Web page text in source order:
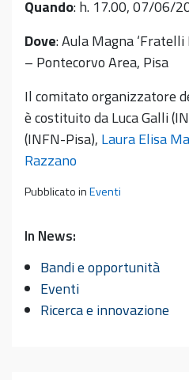
Quando: h. 17.00, 07/06/
Dove: Aula Magna ‘Fratelli
– Pontecorvo Area, Pisa
Il comitato organizzatore
è costituito da Luca Galli
(INFN-Pisa), Laura Elisa
Razzano
Pubblicato inEventi
In News:
Bandi e opportunità
Eventi
Ricerca e innovazione